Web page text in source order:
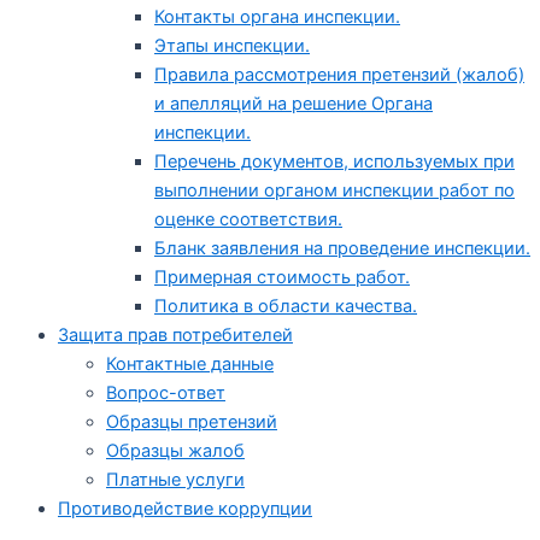
Контакты органа инспекции.
Этапы инспекции.
Правила рассмотрения претензий (жалоб)
и апелляций на решение Органа
инспекции.
Перечень документов, используемых при
выполнении органом инспекции работ по
оценке соответствия.
Бланк заявления на проведение инспекции.
Примерная стоимость работ.
Политика в области качества.
Защита прав потребителей
Контактные данные
Вопрос-ответ
Образцы претензий
Образцы жалоб
Платные услуги
Противодействие коррупции